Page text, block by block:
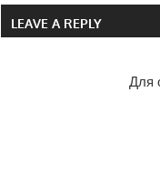
по
LEAVE A REPLY
Для